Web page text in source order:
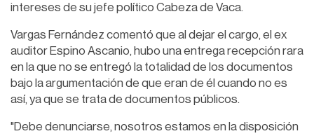
intereses de su jefe político Cabeza de Vaca.
Vargas Fernández comentó que al dejar el cargo, el ex
auditor Espino Ascanio, hubo una entrega recepción rara
en la que no se entregó la totalidad de los documentos
bajo la argumentación de que eran de él cuando no es
así, ya que se trata de documentos públicos.
"Debe denunciarse, nosotros estamos en la disposición